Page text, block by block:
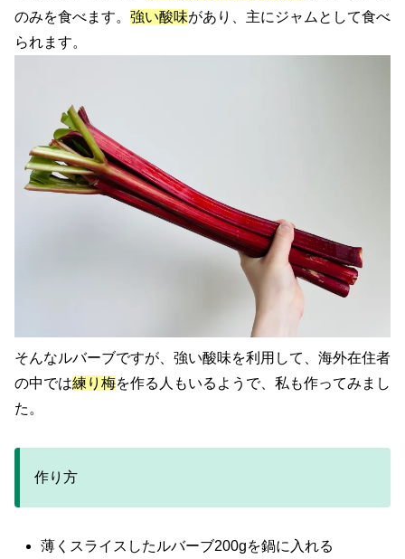
のみを食べます。 強い酸味があり、主にジャムとして食べ
られます。
そんなルバーブですが、強い酸味を利用して、海外在住者
の中では練り梅を作る人もいるようで、私も作ってみまし
た。
作り方
薄くスライスしたルバーブ200gを鍋に入れる